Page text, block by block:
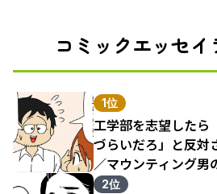
コミックエッセ
1位
工学部を志望したら
づらいだろ」と反対
／マウンティング男
結果（1）
2位